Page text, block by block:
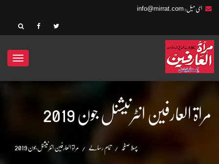
ای میل: info@mirrat.com
مراۃ العارفین انٹرنیشنل جون 2019
پہلا صفحہ تمام رسالے مراۃ العارفین انٹرنیشنل جون 2019